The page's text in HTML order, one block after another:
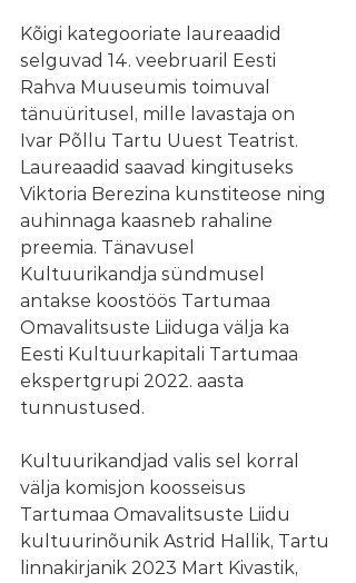
Kõigi kategooriate laureaadid
selguvad 14. veebruaril Eesti
Rahva Muuseumis toimuval
tänuüritusel, mille lavastaja on
Ivar Põllu Tartu Uuest Teatrist.
Laureaadid saavad kingituseks
Viktoria Berezina kunstiteose ning
auhinnaga kaasneb rahaline
preemia. Tänavusel
Kultuurikandja sündmusel
antakse koostöös Tartumaa
Omavalitsuste Liiduga välja ka
Eesti Kultuurkapitali Tartumaa
ekspertgrupi 2022. aasta
tunnustused.
Kultuurikandjad valis sel korral
välja komisjon koosseisus
Tartumaa Omavalitsuste Liidu
kultuurinõunik Astrid Hallik, Tartu
linnakirjanik 2023 Mart Kivastik,